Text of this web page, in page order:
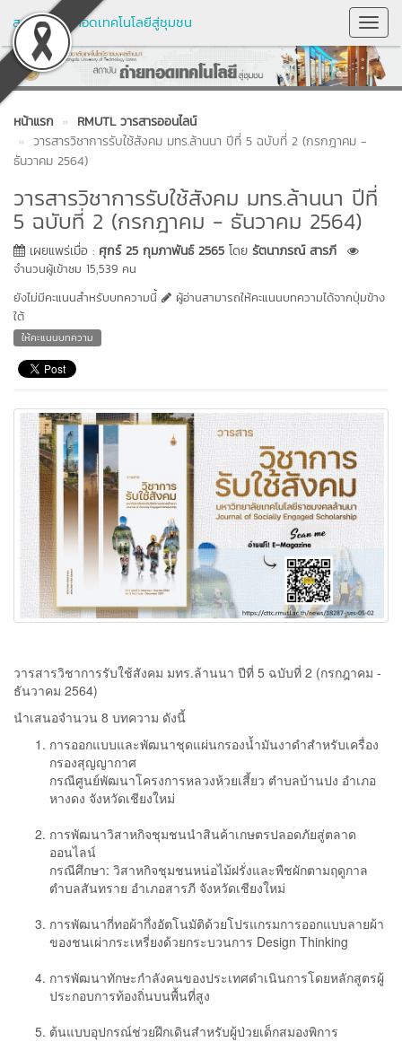
สถาบันถ่ายทอดเทคโนโลยีสู่ชุมชน
หน้าแรก
RMUTL วารสารออนไลน์
วารสารวิชาการรับใช้สังคม มทร.ล้านนา ปีที่ 5 ฉบับที่ 2 (กรกฎาคม -
ธันวาคม 2564)
วารสารวิชาการรับใช้สังคม มทร.ล้านนา ปีที่
5 ฉบับที่ 2 (กรกฎาคม - ธันวาคม 2564)
เผยแพร่เมื่อ : ศุกร์ 25 กุมภาพันธ์ 2565 โดย รัตนาภรณ์ สารภี
จำนวนผู้เข้าชม 15,539 คน
ยังไม่มีคะแนนสำหรับบทความนี้
ผู้อ่านสามารถให้คะแนนบทความได้จากปุ่มข้าง
ใต้
ให้คะแนนบทความ
วารสารวิชาการรับใช้สังคม มทร.ล้านนา ปีที่ 5 ฉบับที่ 2 (กรกฎาคม -
ธันวาคม 2564)
นำเสนอจำนวน 8 บทความ ดังนี้
การออกแบบและพัฒนาชุดแผ่นกรองน้ำมันงาดำสำหรับเครื่อง
กรองสุญญากาศ
กรณีศูนย์พัฒนาโครงการหลวงห้วยเสี้ยว ตำบลบ้านปง อำเภอ
หางดง จังหวัดเชียงใหม่
การพัฒนาวิสาหกิจชุมชนนำสินค้าเกษตรปลอดภัยสู่ตลาด
ออนไลน์
กรณีศึกษา: วิสาหกิจชุมชนหน่อไม้ฝรั่งและพืชผักตามฤดูกาล
ตำบลสันทราย อำเภอสารภี จังหวัดเชียงใหม่
การพัฒนากี่ทอผ้ากึ่งอัตโนมัติด้วยโปรแกรมการออกแบบลายผ้า
ของชนเผ่ากระเหรี่ยงด้วยกระบวนการ Design Thinking
การพัฒนาทักษะกำลังคนของประเทศดำเนินการโดยหลักสูตรผู้
ประกอบการท้องถิ่นบนพื้นที่สูง
ต้นแบบอุปกรณ์ช่วยฝึกเดินสำหรับผู้ป่วยเด็กสมองพิการ